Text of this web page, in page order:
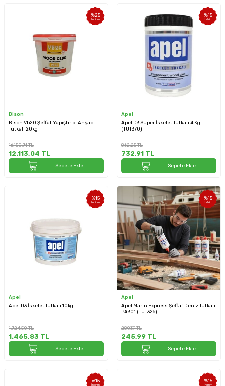
%25
İndirim
Bison
Bison Vb20 Şeffaf Yapıştırıcı Ahşap
Tutkalı 20kg
16.150,71TL
12.113,04 TL
Sepete Ekle
%15
İndirim
Apel
Apel D3 Süper İskelet Tutkalı 4 Kg
(TUT370)
862,25TL
732,91 TL
Sepete Ekle
%15
İndirim
Apel
Apel D3 İskelet Tutkalı 10kg
1.724,50TL
1.465,83 TL
Sepete Ekle
%15
İndirim
Apel
Apel Marin Express Şeffaf Deniz Tutkalı
PA301 (TUT326)
289,39TL
245,99 TL
Sepete Ekle
%15
İndirim
%15
İndirim